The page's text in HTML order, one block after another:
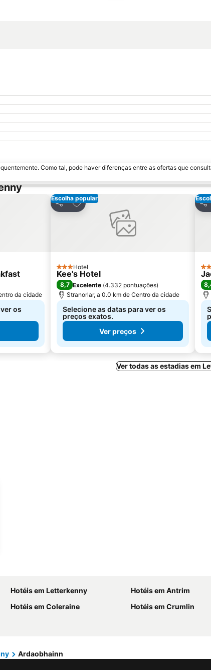
Como tal, pode haver diferenças entre as ofertas que
da cidade
os
Escolha popular
Partilhar
Adicionar aos favoritos
3 Estrelas
Hotel
Kee's Hotel
8,7 Excelente (4.332 pontuações)
Stranorlar, a 0.0 km de Centro da cidade
Selecione as datas para ver os
preços exatos.
Ver preços
4
Ver todas as estadias em
Hotéis em Letterkenny
Hotéis em Antrim
Hotéis em Coleraine
Hotéis em Crumlin
Ardaobhainn